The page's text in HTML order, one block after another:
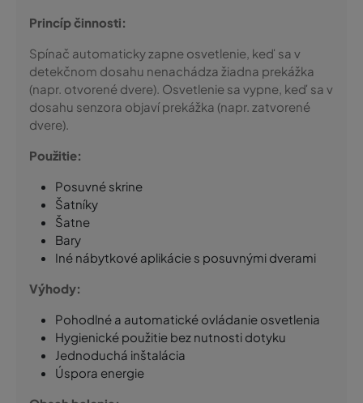
Princíp činnosti:
Spínač automaticky zapne osvetlenie, keď sa v
detekčnom dosahu nenachádza žiadna prekážka
(napr. otvorené dvere). Osvetlenie sa vypne, keď sa v
dosahu senzora objaví prekážka (napr. zatvorené
dvere).
Použitie:
Posuvné skrine
Šatníky
Šatne
Bary
Iné nábytkové aplikácie s posuvnými dverami
Výhody:
Pohodlné a automatické ovládanie osvetlenia
Hygienické použitie bez nutnosti dotyku
Jednoduchá inštalácia
Úspora energie